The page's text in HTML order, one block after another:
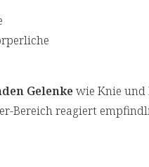
Gelenkewie Knie und
Bereich reagiert